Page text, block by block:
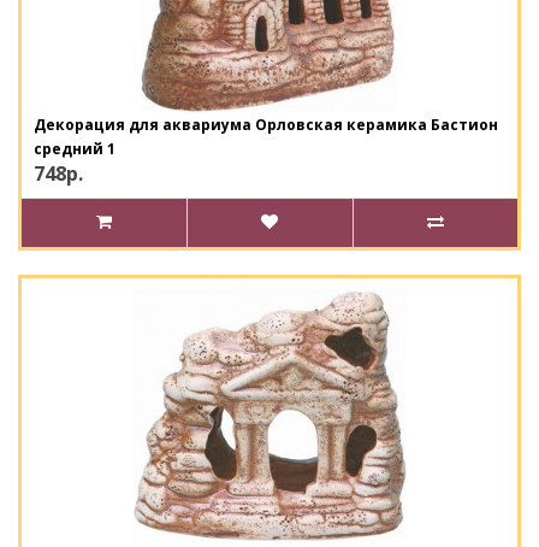
Декорация для аквариума Орловская керамика Бастион
средний 1
748р.